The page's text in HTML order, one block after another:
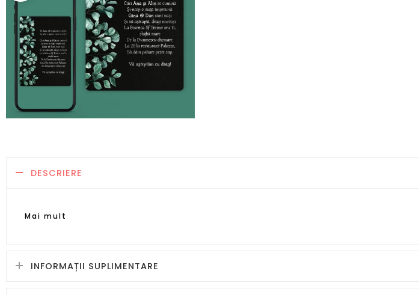
DESCRIERE
Mai mult
INFORMAȚII SUPLIMENTARE